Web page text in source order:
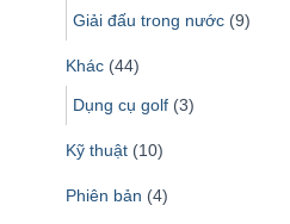
Giải đấu trong nước (9)
Khác (44)
Dụng cụ golf (3)
Kỹ thuật (10)
Phiên bản (4)